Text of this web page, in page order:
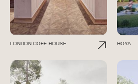
LONDON COFE HOUSE HOYA